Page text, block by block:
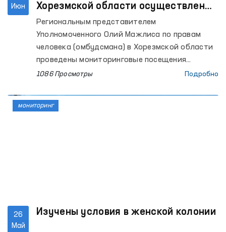
Июн
Хорезмской области осуществлены
мониторинговые посещения
Региональным представителем
Уполномоченного Олий Мажлиса по правам
человека (омбудсмана) в Хорезмской области
проведены мониторинговые посещения
Следственного изолятора № 11, Центров
несовершеннолетним и реабилитации лиц без
определённого места жительства УВД
помощи лицам, находящимся в состоянии
1086 Просмотры Подробно
26
Май
Изучены условия в женской колонии
мониторинг